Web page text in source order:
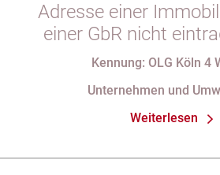
Adresse einer
einer GbR nicht
Kennung: OLG Köln 4
Unternehmen und
Weiterlesen